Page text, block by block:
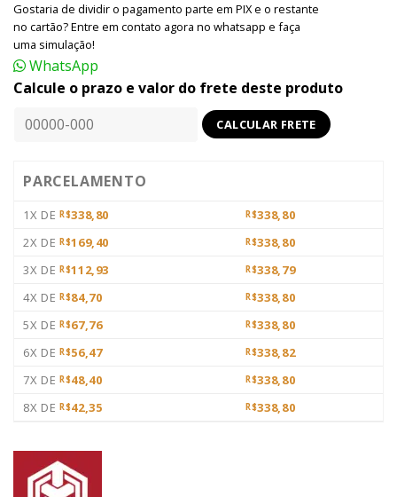
Gostaria de dividir o pagamento parte em PIX e o restante
no cartão? Entre em contato agora no whatsapp e faça
uma simulação!
WhatsApp
Calcule o prazo e valor do frete deste produto
PARCELAMENTO
1X DE R$338,80 R$338,80
2X DE R$169,40 R$338,80
3X DE R$112,93 R$338,79
4X DE R$84,70 R$338,80
5X DE R$67,76 R$338,80
6X DE R$56,47 R$338,82
7X DE R$48,40 R$338,80
8X DE R$42,35 R$338,80